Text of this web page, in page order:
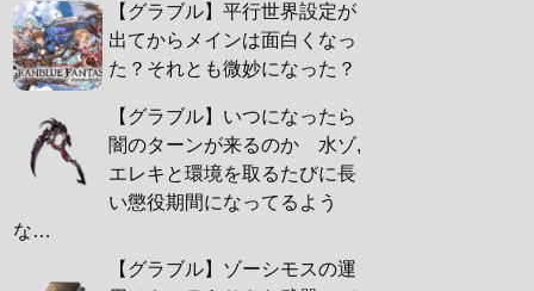
【グラブル】平行世界設定が
出てからメインは面白くなっ
た？それとも微妙になった？
【グラブル】いつになったら
闇のターンが来るのか 水ゾ,
エレキと環境を取るたびに長
い懲役期間になってるよう
な…
【グラブル】ゾーシモスの運